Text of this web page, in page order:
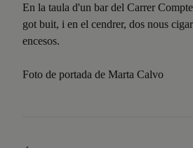
En la taula d'un bar del Carrer
got buit, i en el cendrer, dos nous
encesos.
Foto de portada de Marta Calvo